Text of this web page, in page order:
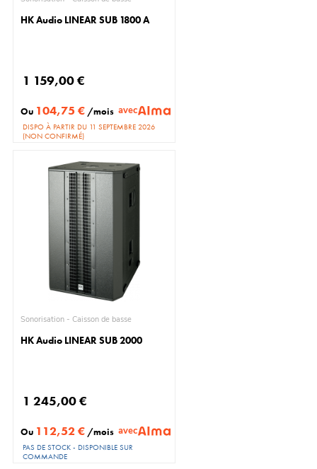
HK Audio LINEAR SUB 1800 A
1 159,00 €
Ou 104,75 € /mois avec
DISPO À PARTIR DU 11 SEPTEMBRE 2026
(NON CONFIRMÉ)
Sonorisation - Caisson de basse
HK Audio LINEAR SUB 2000
1 245,00 €
Ou 112,52 € /mois avec
PAS DE STOCK - DISPONIBLE SUR
COMMANDE